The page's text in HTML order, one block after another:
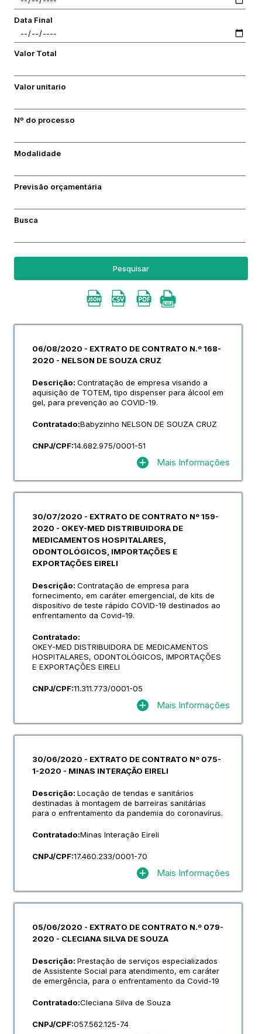
Data Final
Valor Total
Valor unitario
Nº do processo
Modalidade
Previsão orçamentária
Busca
Pesquisar
06/08/2020 - EXTRATO DE CONTRATO N.º 168-
2020 - NELSON DE SOUZA CRUZ
Descrição: Contratação de empresa visando a
aquisição de TOTEM, tipo dispenser para álcool em
gel, para prevenção ao COVID-19.
Contratado:Babyzinho NELSON DE SOUZA CRUZ
CNPJ/CPF:14.682.975/0001-51
Mais Informações
30/07/2020 - EXTRATO DE CONTRATO Nº 159-
2020 - OKEY-MED DISTRIBUIDORA DE
MEDICAMENTOS HOSPITALARES,
ODONTOLÓGICOS, IMPORTAÇÕES E
EXPORTAÇÕES EIRELI
Descrição: Contratação de empresa para
fornecimento, em caráter emergencial, de kits de
dispositivo de teste rápido COVID-19 destinados ao
enfrentamento da Covid-19.
Contratado:
OKEY-MED DISTRIBUIDORA DE MEDICAMENTOS
HOSPITALARES, ODONTOLÓGICOS, IMPORTAÇÕES
E EXPORTAÇÕES EIRELI
CNPJ/CPF:11.311.773/0001-05
Mais Informações
30/06/2020 - EXTRATO DE CONTRATO Nº 075-
1-2020 - MINAS INTERAÇÃO EIRELI
Descrição: Locação de tendas e sanitários
destinadas à montagem de barreiras sanitárias
para o enfrentamento da pandemia do coronavírus.
Contratado:Minas Interação Eireli
CNPJ/CPF:17.460.233/0001-70
Mais Informações
05/06/2020 - EXTRATO DE CONTRATO N.º 079-
2020 - CLECIANA SILVA DE SOUZA
Descrição: Prestação de serviços especializados
de Assistente Social para atendimento, em caráter
de emergência, para o enfrentamento da Covid-19
Contratado:Cleciana Silva de Souza
CNPJ/CPF:057.562.125-74